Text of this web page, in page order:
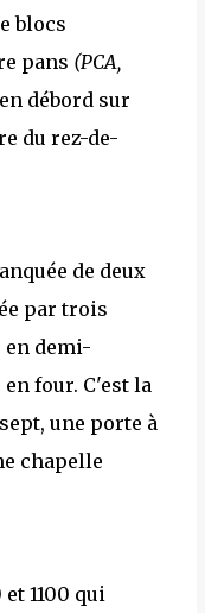
blocs
pans (PCA,
débord sur
du rez-de-
de deux
par trois
en demi-
four. C'est la
une porte à
chapelle
1100 qui